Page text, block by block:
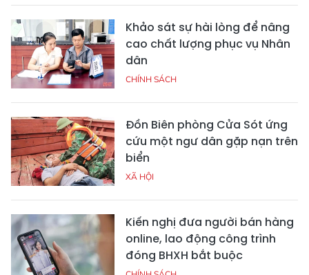
Khảo sát sự hài lòng để nâng
cao chất lượng phục vụ Nhân
dân
CHÍNH SÁCH
Đồn Biên phòng Cửa Sót ứng
cứu một ngư dân gặp nạn trên
biển
XÃ HỘI
Kiến nghị đưa người bán hàng
online, lao động công trình
đóng BHXH bắt buộc